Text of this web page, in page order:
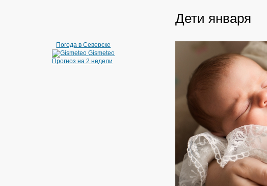
Погода в Северске
Gismeteo
Прогноз на 2 недели
Дети января